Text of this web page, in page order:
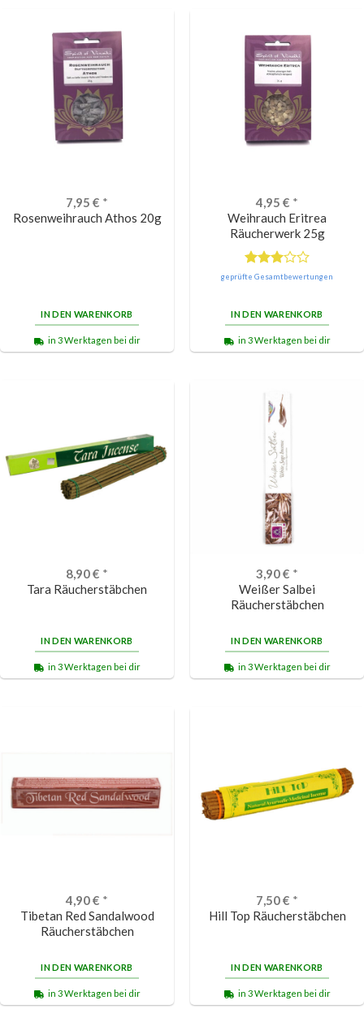
7,95 € *
Rosenweihrauch Athos 20g
IN DEN WARENKORB
in 3 Werktagen bei dir
4,95 € *
Weihrauch Eritrea
Räucherwerk 25g
Bewertet
von 5
geprüfte Gesamtbewertungen
IN DEN WARENKORB
in 3 Werktagen bei dir
8,90€ *
Tara Räucherstäbchen
IN DEN WARENKORB
in 3 Werktagen bei dir
3,90€ *
Weißer Salbei
Räucherstäbchen
IN DEN WARENKORB
in 3 Werktagen bei dir
4,90€ *
Tibetan Red Sandalwood
Räucherstäbchen
IN DEN WARENKORB
in 3 Werktagen bei dir
7,50€ *
Hill Top Räucherstäbchen
IN DEN WARENKORB
in 3 Werktagen bei dir